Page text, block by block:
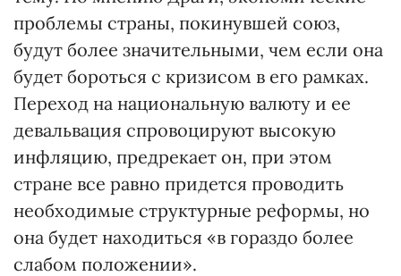
проблемы страны, покинувшей союз,
будут более значительными, чем если она
будет бороться с кризисом в его рамках.
Переход на национальную валюту и ее
девальвация спровоцируют высокую
инфляцию, предрекает он, при этом
стране все равно придется проводить
необходимые структурные реформы, но
она будет находиться «в гораздо более
слабом положении».